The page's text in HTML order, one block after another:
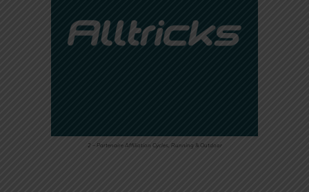
2 – Partenaire Affiliation Cycles, Running & Outdoor